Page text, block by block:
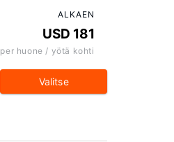
ALKAEN
USD 181
per huone / yötä kohti
Valitse